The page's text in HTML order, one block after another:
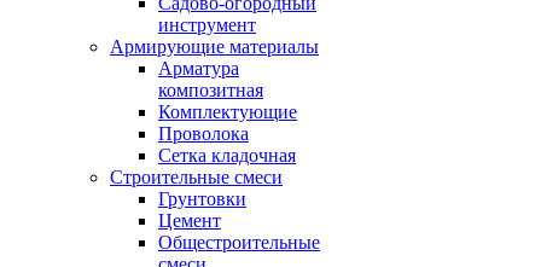
инструмент
Армирующие материалы
Арматура
композитная
Комплектующие
Проволока
Сетка кладочная
Строительные смеси
Грунтовки
Цемент
Общестроительные